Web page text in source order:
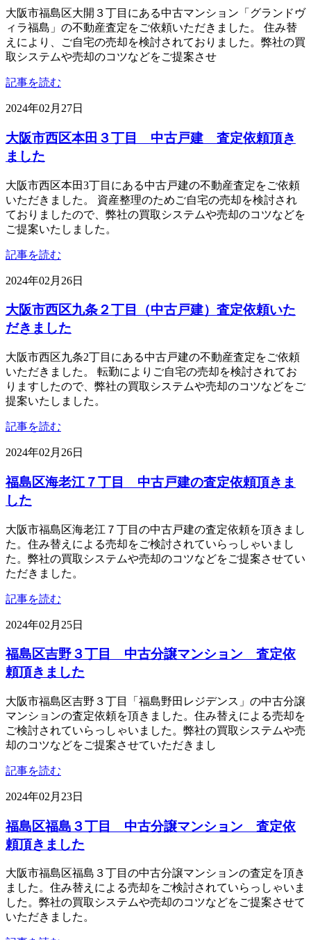
大阪市福島区大開３丁目にある中古マンション「グランドヴ
ィラ福島」の不動産査定をご依頼いただきました。 住み替
えにより、ご自宅の売却を検討されておりました。弊社の買
取システムや売却のコツなどをご提案させ
記事を読む
2024年02月27日
大阪市西区本田３丁目 中古戸建 査定依頼頂き
ました
大阪市西区本田3丁目にある中古戸建の不動産査定をご依頼
いただきました。 資産整理のためご自宅の売却を検討され
ておりましたので、弊社の買取システムや売却のコツなどを
ご提案いたしました。
記事を読む
2024年02月26日
大阪市西区九条２丁目（中古戸建）査定依頼いた
だきました
大阪市西区九条2丁目にある中古戸建の不動産査定をご依頼
いただきました。 転勤によりご自宅の売却を検討されてお
りますしたので、弊社の買取システムや売却のコツなどをご
提案いたしました。
記事を読む
2024年02月26日
福島区海老江７丁目 中古戸建の査定依頼頂きま
した
大阪市福島区海老江７丁目の中古戸建の査定依頼を頂きまし
た。住み替えによる売却をご検討されていらっしゃいまし
た。弊社の買取システムや売却のコツなどをご提案させてい
ただきました。
記事を読む
2024年02月25日
福島区吉野３丁目 中古分譲マンション 査定依
頼頂きました
大阪市福島区吉野３丁目「福島野田レジデンス」の中古分譲
マンションの査定依頼を頂きました。住み替えによる売却を
ご検討されていらっしゃいました。弊社の買取システムや売
却のコツなどをご提案させていただきまし
記事を読む
2024年02月23日
福島区福島３丁目 中古分譲マンション 査定依
頼頂きました
大阪市福島区福島３丁目の中古分譲マンションの査定を頂き
ました。住み替えによる売却をご検討されていらっしゃいま
した。弊社の買取システムや売却のコツなどをご提案させて
いただきました。